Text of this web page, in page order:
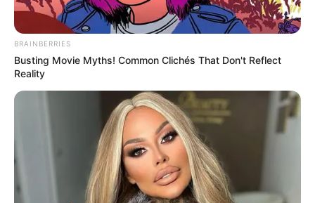
Posted
in
Friss hírek
Ádám vesztette életét a MOL
robbanásában. A nép követeli,
hogy a MOL vezérigazgatója
pénzzel segítse az áldozat
családját.
BRAINBERRIES
Busting Movie Myths! Common Clichés That Don't Reflect
Reality